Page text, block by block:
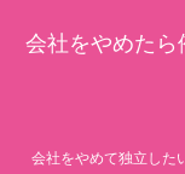
会社をやめたら
会社をやめて独立した